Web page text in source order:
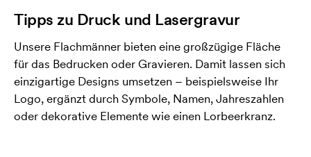
Tipps zu Druck und Lasergravur
Unsere Flachmänner bieten eine großzügige Fläche
für das Bedrucken oder Gravieren. Damit lassen sich
einzigartige Designs umsetzen – beispielsweise Ihr
Logo, ergänzt durch Symbole, Namen, Jahreszahlen
oder dekorative Elemente wie einen Lorbeerkranz.